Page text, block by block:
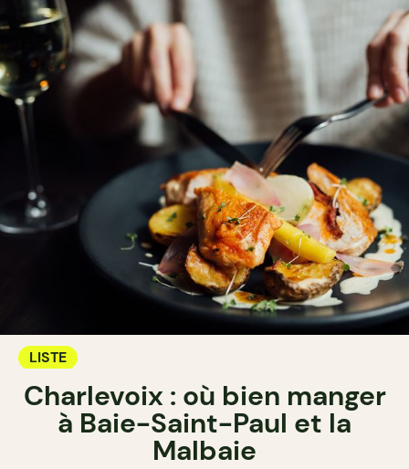
LISTE
Charlevoix : où bien manger
à Baie-Saint-Paul et la
Malbaie